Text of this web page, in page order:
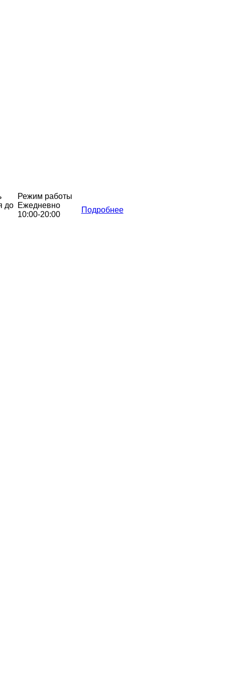
Режим работы
до
Ежедневно
10:00-20:00
Подробнее